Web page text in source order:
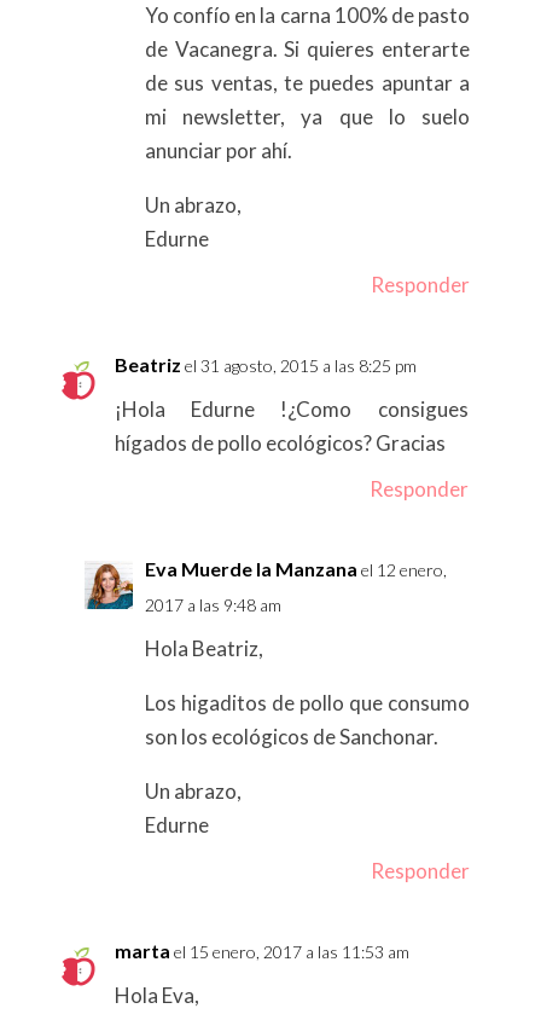
Yo confío en la carna 100% de pasto
de Vacanegra. Si quieres enterarte
de sus ventas, te puedes apuntar a
mi newsletter, ya que lo suelo
anunciar por ahí.
Un abrazo,
Edurne
Responder
Beatriz el 31 agosto, 2015 a las 8:25 pm
¡Hola Edurne !¿Como consigues
hígados de pollo ecológicos? Gracias
Responder
Eva Muerde la Manzana el 12 enero,
2017 a las 9:48 am
Hola Beatriz,
Los higaditos de pollo que consumo
son los ecológicos de Sanchonar.
Un abrazo,
Edurne
Responder
marta el 15 enero, 2017 a las 11:53 am
Hola Eva,